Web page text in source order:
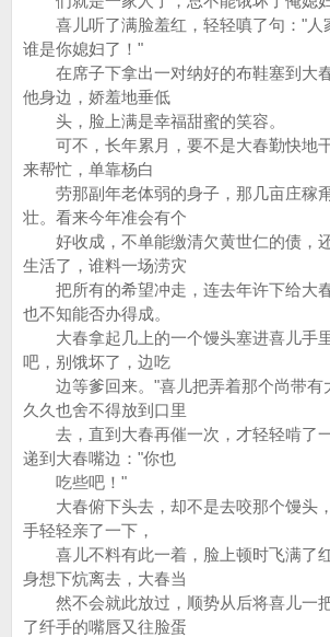
喜儿听了满脸羞红，轻轻嗔了句："人
谁是你媳妇了！"
在席子下拿出一对纳好的布鞋塞到大春
他身边，娇羞地垂低
头，脸上满是幸福甜蜜的笑容。
可不，长年累月，要不是大春勤快地
来帮忙，单靠杨白
劳那副年老体弱的身子，那几亩庄稼
壮。看来今年准会有个
好收成，不单能缴清欠黄世仁的债，
生活了，谁料一场涝灾
把所有的希望冲走，连去年许下给大
也不知能否办得成。
大春拿起几上的一个馒头塞进喜儿手
吧，别饿坏了，边吃
边等爹回来。"喜儿把弄着那个尚带有
久久也舍不得放到口里
去，直到大春再催一次，才轻轻啃了
递到大春嘴边："你也
吃些吧！"
大春俯下头去，却不是去咬那个馒头
手轻轻亲了一下，
喜儿不料有此一着，脸上顿时飞满了
身想下炕离去，大春当
然不会就此放过，顺势从后将喜儿一
了纤手的嘴唇又往脸蛋